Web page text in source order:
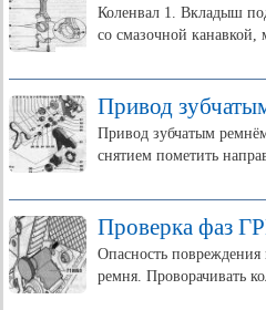
Коленвал 1. Вкладыш
со смазочной канавкой,
Привод
Привод зубчатым
снятием пометить
Проверка фаз
Опасность повреждения
ремня. Проворачивать